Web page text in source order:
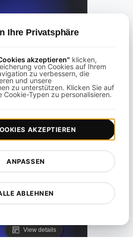
ist Lazy-Loading?
View details
Komprimierungsverfahren?
View details
Ihre Privatsphäre
akzeptieren" klicken,
von Cookies auf Ihrem
zu verbessern, die
und unsere
zu unterstützen. Klicken Sie auf
Cookie-Typen zu personalisieren.
ABLEHNEN
ANPASSEN
AKZEPTIEREN